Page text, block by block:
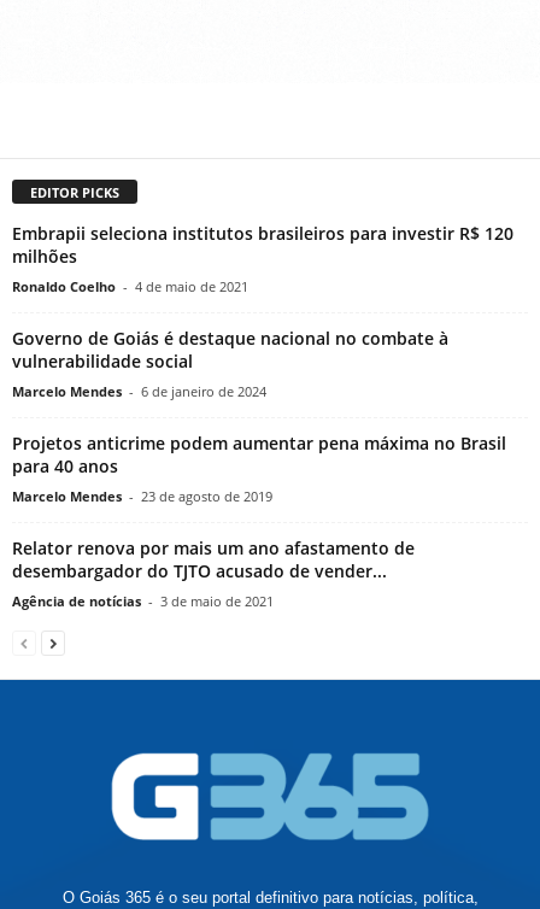
EDITOR PICKS
Embrapii seleciona institutos brasileiros para investir R$ 120
milhões
Ronaldo Coelho - 4 de maio de 2021
Governo de Goiás é destaque nacional no combate à
vulnerabilidade social
Marcelo Mendes - 6 de janeiro de 2024
Projetos anticrime podem aumentar pena máxima no Brasil
para 40 anos
Marcelo Mendes - 23 de agosto de 2019
Relator renova por mais um ano afastamento de
desembargador do TJTO acusado de vender...
Agência de notícias - 3 de maio de 2021
O Goiás 365 é o seu portal definitivo para notícias, política,